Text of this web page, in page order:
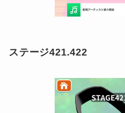
ステージ421.422